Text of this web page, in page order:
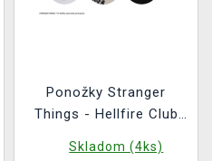
Ponožky Stranger
Things - Hellfire Club
Skladom (4ks)